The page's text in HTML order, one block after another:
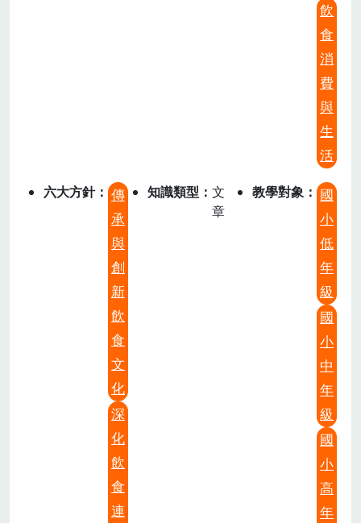
飲
食
消
費
與
生
活
六大方針
傳
承
與
創
新
飲
食
文
化
深
化
飲
食
連
知識類型
文
章
教學對象
國
小
低
年
級
國
小
中
年
級
國
小
高
年